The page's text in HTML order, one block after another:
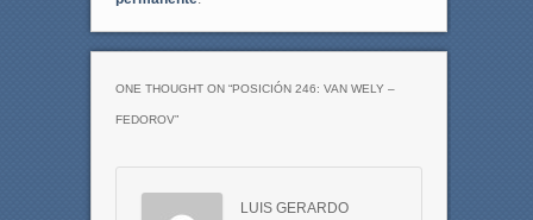
ONE THOUGHT ON “POSICIÓN 246: VAN WELY –
FEDOROV”
LUIS GERARDO